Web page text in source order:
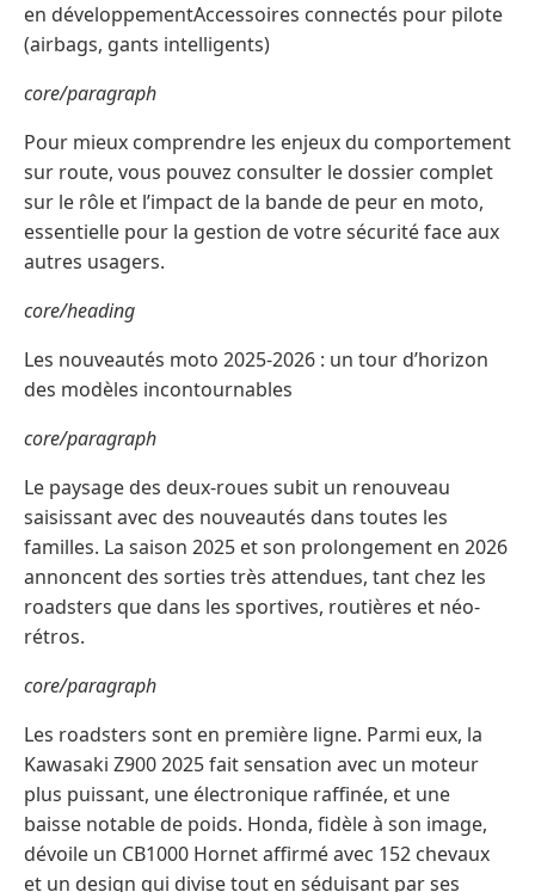
en développementAccessoires connectés pour pilote
(airbags, gants intelligents)
core/paragraph
Pour mieux comprendre les enjeux du comportement
sur route, vous pouvez consulter le dossier complet
sur le rôle et l’impact de la bande de peur en moto,
essentielle pour la gestion de votre sécurité face aux
autres usagers.
core/heading
Les nouveautés moto 2025-2026 : un tour d’horizon
des modèles incontournables
core/paragraph
Le paysage des deux-roues subit un renouveau
saisissant avec des nouveautés dans toutes les
familles. La saison 2025 et son prolongement en 2026
annoncent des sorties très attendues, tant chez les
roadsters que dans les sportives, routières et néo-
rétros.
core/paragraph
Les roadsters sont en première ligne. Parmi eux, la
Kawasaki Z900 2025 fait sensation avec un moteur
plus puissant, une électronique raffinée, et une
baisse notable de poids. Honda, fidèle à son image,
dévoile un CB1000 Hornet affirmé avec 152 chevaux
et un design qui divise tout en séduisant par ses